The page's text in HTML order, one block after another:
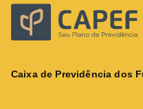
Caixa de Previdência dos